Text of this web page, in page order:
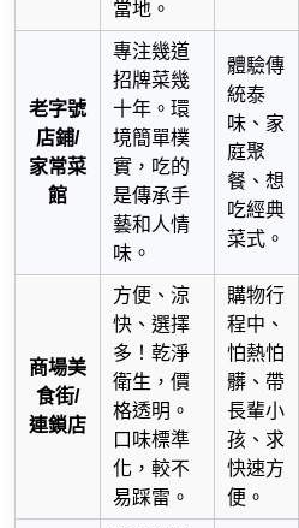
當地。
老字號
店鋪/
家常菜
館
專注幾道
招牌菜幾
十年。環
境簡單樸
實，吃的
是傳承手
藝和人情
味。
體驗傳
統泰
味、家
庭聚
餐、想
吃經典
菜式。
商場美
食街/
連鎖店
方便、涼
快、選擇
多！乾淨
衛生，價
格透明。
口味標準
化，較不
易踩雷。
購物行
程中、
怕熱怕
髒、帶
長輩小
孩、求
快速方
便。